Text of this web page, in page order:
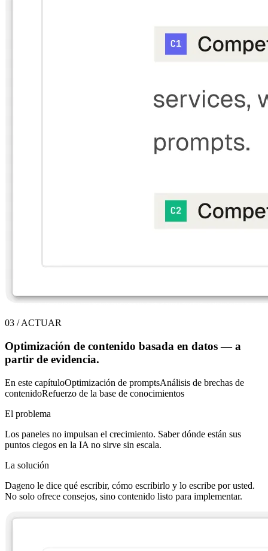
03 /ACTUAR
Optimización de contenido basada en datos — a
partir de evidencia.
En este capítuloOptimización de promptsAnálisis de brechas de
contenidoRefuerzo de la base de conocimientos
El problema
Los paneles no impulsan el crecimiento. Saber dónde están sus
puntos ciegos en la IA no sirve sin escala.
La solución
Dageno le dice qué escribir, cómo escribirlo y lo escribe por usted.
No solo ofrece consejos, sino contenido listo para implementar.